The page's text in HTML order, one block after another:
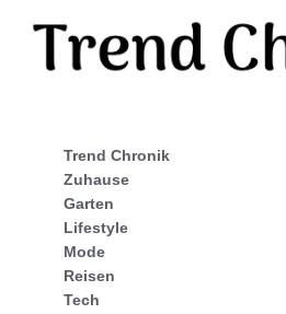
Trend Chronik
Zuhause
Garten
Lifestyle
Mode
Reisen
Tech